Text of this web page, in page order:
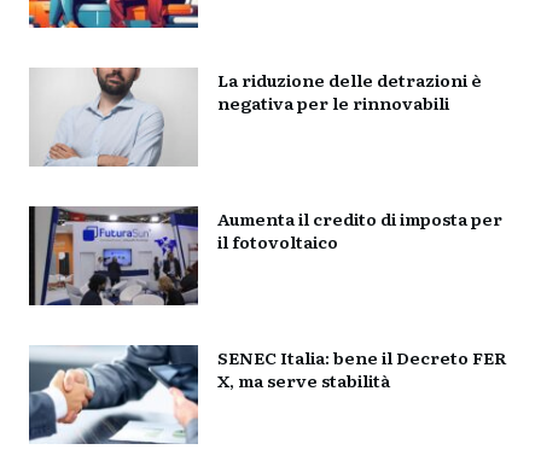
La riduzione delle detrazioni è
negativa per le rinnovabili
Aumenta il credito di imposta per
il fotovoltaico
SENEC Italia: bene il Decreto FER
X, ma serve stabilità